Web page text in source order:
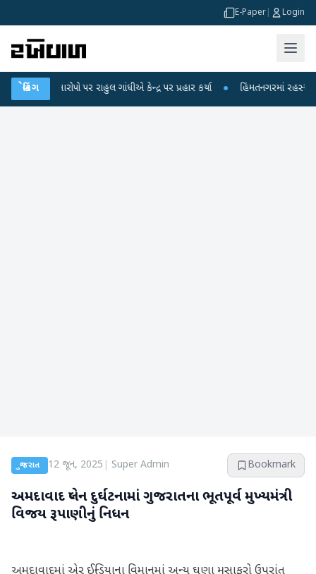
E-Paper Login
બ્રેકિંગ
આરોપો પર રાહુલ ગાંધીએ કેન્દ્ર પર પ્રહાર કર્યા ● હિંમતનગરમાં રહસ્યમય
ગુજરાત 12 જૂન, 2025 Super Admin Bookmark
અમદાવાદ પ્લેન દુર્ઘટનામાં ગુજરાતના ભૂતપૂર્વ મુખ્યમંત્રી
વિજય રૂપાણીનું નિધન